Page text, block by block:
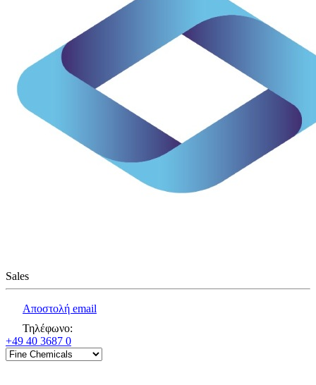
Sales
Αποστολή email
Τηλέφωνο:
+49 40 3687 0